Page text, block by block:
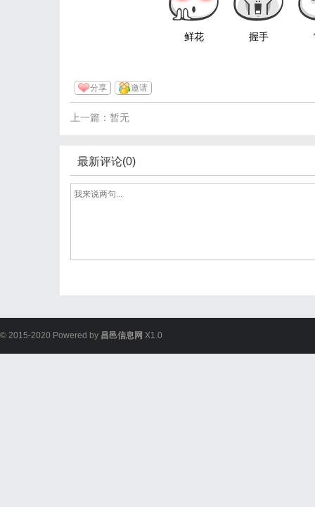
鲜花 握手
分享 邀请
上一篇：暂无
最新评论(0)
© 2015-2020 Powered by 昌邑信息网 X1.0